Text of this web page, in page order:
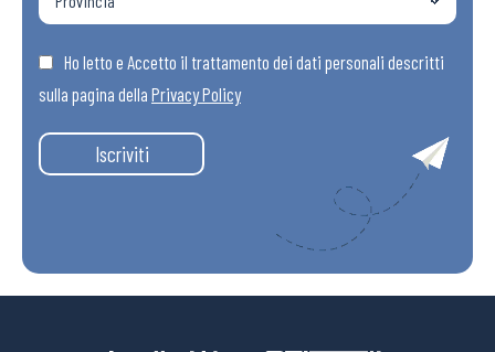
Ho letto e Accetto il trattamento dei dati personali descritti
sulla pagina della Privacy Policy
Iscriviti